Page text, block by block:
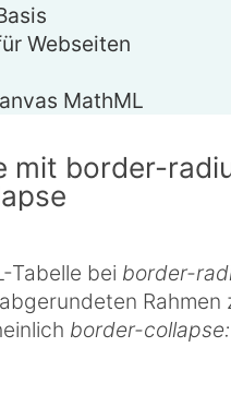
Webseiten
MathML
mit border-
Tabelle bei border-
Rahmen
border-